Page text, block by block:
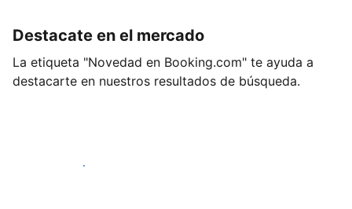
Destacate en el mercado
La etiqueta "Novedad en Booking.com" te ayuda a
destacarte en nuestros resultados de búsqueda.
Empezá hoy mismo